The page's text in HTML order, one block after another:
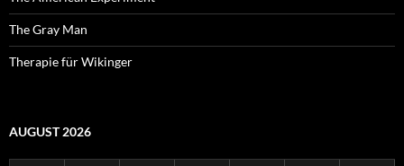
The Gray Man
Therapie für Wikinger
AUGUST 2026